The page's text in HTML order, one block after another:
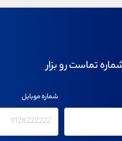
تماست رو بزار
شماره موبایل